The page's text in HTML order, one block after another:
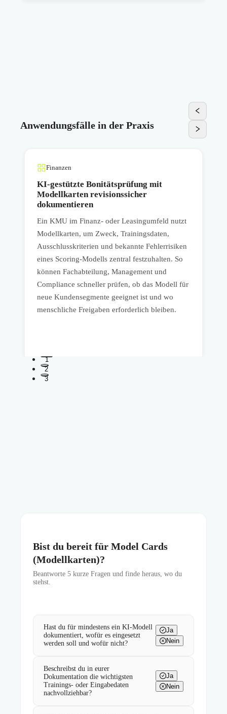
Anwendungsfälle in der Praxis
Finanzen
KI-gestützte Bonitätsprüfung mit
Modellkarten revisionssicher
dokumentieren
Ein KMU im Finanz- oder Leasingumfeld nutzt
Modellkarten, um Zweck, Trainingsdaten,
Ausschlusskriterien und bekannte Fehlerrisiken
eines Scoring-Modells zentral festzuhalten. So
können Fachabteilung, Management und
Compliance schneller prüfen, ob das Modell für
neue Kundensegmente geeignet ist und wo
menschliche Freigaben erforderlich bleiben.
1
2
3
Bist du bereit für Model Cards
(Modellkarten)?
Beantworte 5 kurze Fragen und finde heraus, wo du
stehst.
Hast du für mindestens ein KI-Modell
dokumentiert, wofür es eingesetzt
werden soll und wofür nicht?
Ja
Nein
Beschreibst du in eurer
Dokumentation die wichtigsten
Trainings- oder Eingabedaten
nachvollziehbar?
Ja
Nein